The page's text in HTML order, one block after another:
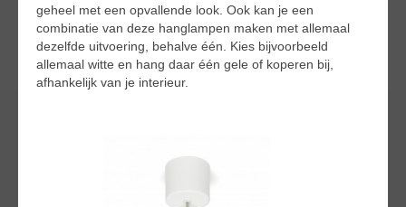
geheel met een opvallende look. Ook kan je een
combinatie van deze hanglampen maken met allemaal
dezelfde uitvoering, behalve één. Kies bijvoorbeeld
allemaal witte en hang daar één gele of koperen bij,
afhankelijk van je interieur.